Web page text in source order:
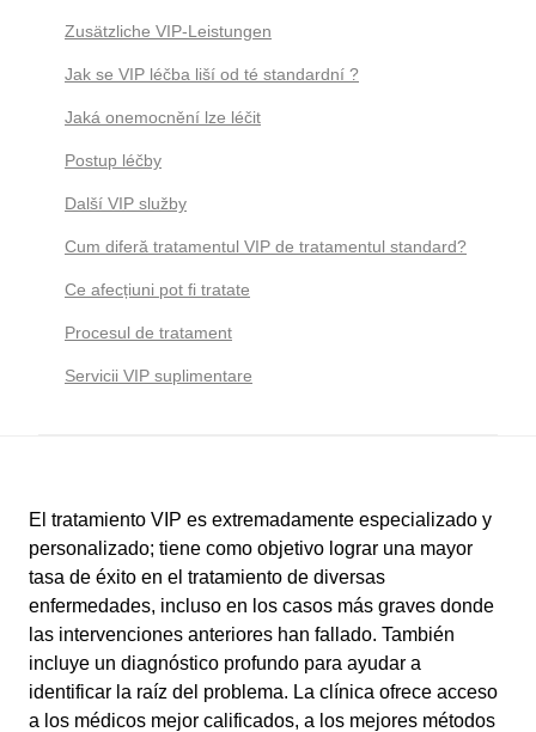
El tratamiento VIP es extremadamente especializado y
personalizado; tiene como objetivo lograr una mayor
tasa de éxito en el tratamiento de diversas
enfermedades, incluso en los casos más graves donde
las intervenciones anteriores han fallado. También
incluye un diagnóstico profundo para ayudar a
identificar la raíz del problema. La clínica ofrece acceso
a los médicos mejor calificados, a los mejores métodos
Zusätzliche VIP-Leistungen
Jak se VIP léčba liší od té standardní ?
Jaká onemocnění lze léčit
Postup léčby
Další VIP služby
Cum diferă tratamentul VIP de tratamentul standard?
Ce afecțiuni pot fi tratate
Procesul de tratament
Servicii VIP suplimentare